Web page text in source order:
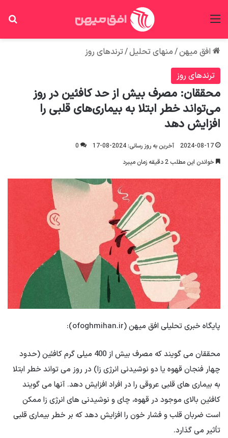
افق میهن/منهای تحلیل/ترندهای روز
ترندهای روز
محققان: مصرف بیش از حد کافئین در روز
می‌تواند خطر ابتلا به بیماری‌های قلبی را
افزایش دهد
2024-08-17 آخرین به روز رسانی: 2024-08-17
0
خواندن این مطلب 2 دقیقه زمان میبرد
پایگاه خبری تحلیلی افق میهن (ofoghmihan.ir):
محققان می گویند که مصرف بیش از 400 میلی گرم کافئین (حدود
چهار فنجان قهوه یا دو نوشیدنی انرژی زا) در روز می تواند خطر ابتلا
به بیماری های قلبی عروقی را در افراد افزایش دهد. آنها می گویند
کافئین بالای موجود در قهوه، چای و نوشیدنی های انرژی زا ممکن
است ضربان قلب و فشار خون را افزایش دهد که بر خطر بیماری قلبی
تأثیر می گذارد.